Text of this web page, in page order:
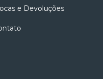
e Devoluções